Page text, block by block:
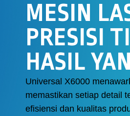
MESIN
PRESISI
HASIL
Universal X6000
memastikan setiap detail
efisiensi dan kualitas